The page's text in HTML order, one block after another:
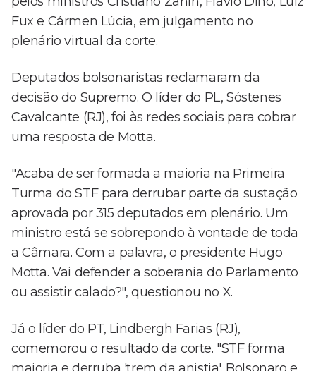
Fux e Cármen Lúcia, em julgamento no
plenário virtual da corte.
Deputados bolsonaristas reclamaram da
decisão do Supremo. O líder do PL, Sóstenes
Cavalcante (RJ), foi às redes sociais para cobrar
uma resposta de Motta.
"Acaba de ser formada a maioria na Primeira
Turma do STF para derrubar parte da sustação
aprovada por 315 deputados em plenário. Um
ministro está se sobrepondo à vontade de toda
a Câmara. Com a palavra, o presidente Hugo
Motta. Vai defender a soberania do Parlamento
ou assistir calado?", questionou no X.
Já o líder do PT, Lindbergh Farias (RJ),
comemorou o resultado da corte. "STF forma